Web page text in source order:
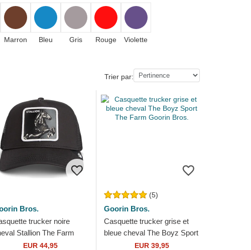
Marron Bleu Gris Rouge Violette
Trier par:
Bros.
trucker noire
Stallion The Farm
Bros.
EUR 44,95
(5)
Goorin Bros.
Casquette trucker grise et
bleue cheval The Boyz Sport
The Farm Goorin Bros.
EUR 39,95